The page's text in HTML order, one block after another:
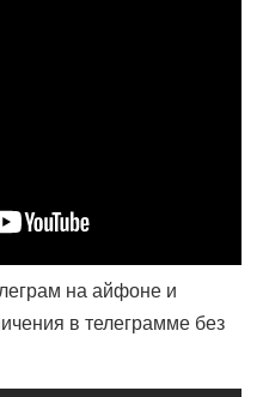
на айфоне и
в телеграмме без